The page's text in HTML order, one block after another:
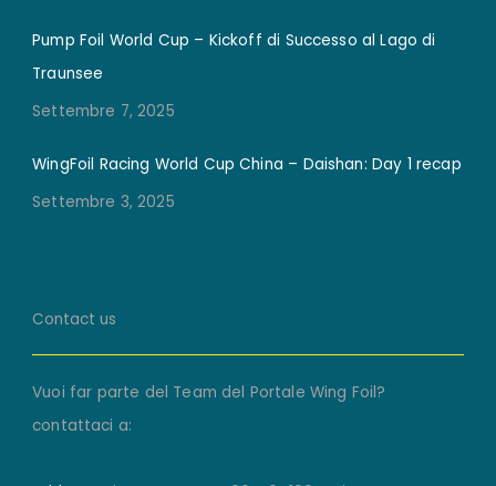
Pump Foil World Cup – Kickoff di Successo al Lago di
Traunsee
Settembre 7, 2025
WingFoil Racing World Cup China – Daishan: Day 1 recap
Settembre 3, 2025
Contact us
Vuoi far parte del Team del Portale Wing Foil?
contattaci a: